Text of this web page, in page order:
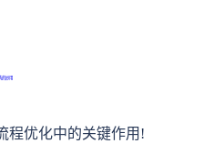
的妙用
程优化中的关键作用!